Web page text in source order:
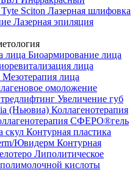
Sciton Лазерная шлифовка
Лазерная эпиляция
лица Биоармирование лица
лица
Мезотерапия лица
омоложение
Увеличение губ
(Ньювиа) Коллагенотерапия
СФЕРО®гель
скул Контурная пластика
Ювидерм Контурная
Липолитическое
кислоты